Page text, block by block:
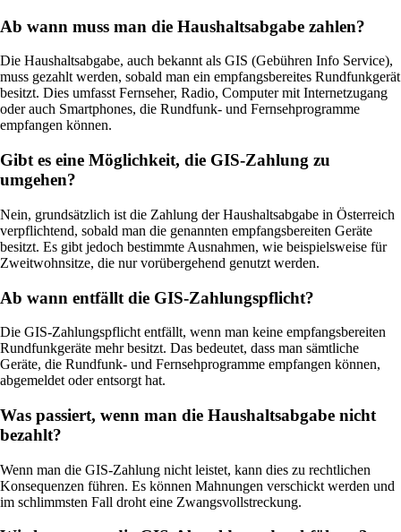
Ab wann muss man die Haushaltsabgabe zahlen?
Die Haushaltsabgabe, auch bekannt als GIS (Gebühren Info Service),
muss gezahlt werden, sobald man ein empfangsbereites Rundfunkgerät
besitzt. Dies umfasst Fernseher, Radio, Computer mit Internetzugang
oder auch Smartphones, die Rundfunk- und Fernsehprogramme
empfangen können.
Gibt es eine Möglichkeit, die GIS-Zahlung zu
umgehen?
Nein, grundsätzlich ist die Zahlung der Haushaltsabgabe in Österreich
verpflichtend, sobald man die genannten empfangsbereiten Geräte
besitzt. Es gibt jedoch bestimmte Ausnahmen, wie beispielsweise für
Zweitwohnsitze, die nur vorübergehend genutzt werden.
Ab wann entfällt die GIS-Zahlungspflicht?
Die GIS-Zahlungspflicht entfällt, wenn man keine empfangsbereiten
Rundfunkgeräte mehr besitzt. Das bedeutet, dass man sämtliche
Geräte, die Rundfunk- und Fernsehprogramme empfangen können,
abgemeldet oder entsorgt hat.
Was passiert, wenn man die Haushaltsabgabe nicht
bezahlt?
Wenn man die GIS-Zahlung nicht leistet, kann dies zu rechtlichen
Konsequenzen führen. Es können Mahnungen verschickt werden und
im schlimmsten Fall droht eine Zwangsvollstreckung.